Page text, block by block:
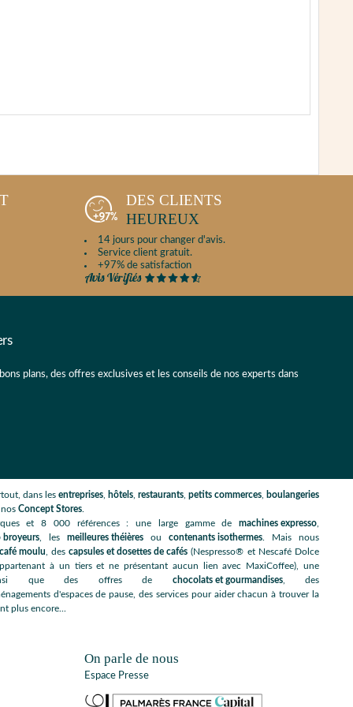
DES CLIENTS
HEUREUX
14 jours pour changer d'avis.
Service client gratuit.
+97% de satisfaction
plans, des offres exclusives et les conseils de nos experts dans
dans les entreprises hôtels restaurants petits commerces
boulangeries
Concept Stores.
et 8 000 références : une large gamme de machines expresso
broyeurs , les meilleures théières ou contenants isothermes. Mais nous
moulu , descapsules et dosettes de cafés (Nespresso® et Nescafé Dolce
à un tiers et ne présentant aucun lien avec MaxiCoffee), une
que des offres de chocolats et gourmandises, des
d'espaces de pause, des services pour aider chacun à trouver la
plus encore...
On parle de nous
Espace Presse